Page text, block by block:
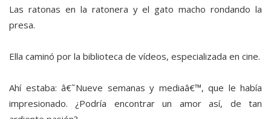
Las ratonas en la ratonera y el gato macho rondando la
presa.
Ella caminó por la biblioteca de vídeos, especializada en cine.
Ahí estaba: â€˜Nueve semanas y mediaâ€™, que le había
impresionado. ¿Podría encontrar un amor así, de tan